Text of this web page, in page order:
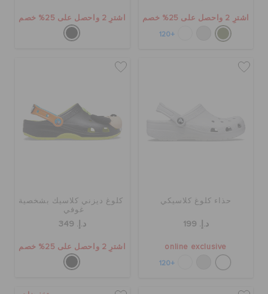
اشترِ 2 واحصل على 25% خصم
+120
اشترِ 2 واحصل على 25% خصم
حذاء كلوغ كلاسيكي
د.إ. 199
online exclusive
+120
كلوغ ديزني كلاسيك بشخصية
غوفي
د.إ. 349
اشترِ 2 واحصل على 25% خصم